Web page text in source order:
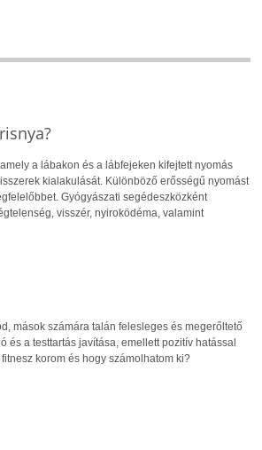
a lábakon és a lábfejeken kifejtett nyomás
kialakulását. Különböző erősségű nyomást
Gyógyászati segédeszközként
visszér, nyiroködéma, valamint
mások számára talán felesleges és megerőltető
és a testtartás javítása, emellett pozitív hatással
korom és hogy számolhatom ki?